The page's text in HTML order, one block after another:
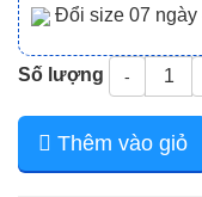
Đổi size 07 ngày
Số lượng -
Thêm vào giỏ